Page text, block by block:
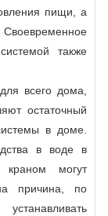
пищи, а
также
всего дома,
остаточный
в доме.
в воде в
могут
причина, по